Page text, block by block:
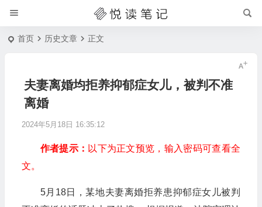
首页 历史文章 正文
夫妻离婚均拒养抑郁症女儿，被判不准
离婚
2024年5月18日 16:35:12
作者提示： 以下为正文预览，输入密码可查看全
文。
5月18日，某地夫妻离婚拒养患抑郁症女儿被判